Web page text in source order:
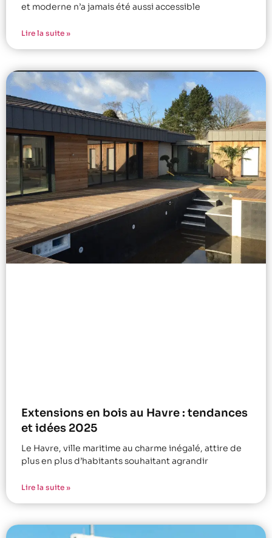
et moderne n’a jamais été aussi accessible
Lire la suite »
Extensions en bois au Havre : tendances
et idées 2025
Le Havre, ville maritime au charme inégalé, attire de
plus en plus d’habitants souhaitant agrandir
Lire la suite »